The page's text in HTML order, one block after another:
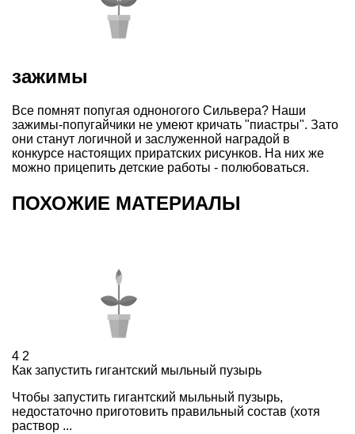
зажимы
Все помнят попугая одноногого Сильвера? Наши
зажимы-попугайчики не умеют кричать "пиастры". Зато
они станут логичной и заслуженной наградой в
конкурсе настоящих приратских рисунков. На них же
можно прицепить детские работы - полюбоваться.
ПОХОЖИЕ МАТЕРИАЛЫ
4 2
Как запустить гигантский мыльный пузырь
Чтобы запустить гигантский мыльный пузырь,
недостаточно приготовить правильный состав (хотя
раствор ...